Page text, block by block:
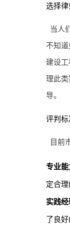
选择
当人
不知
建设
理此
导。
评判标
目前
专业
定合理
实践
了良好